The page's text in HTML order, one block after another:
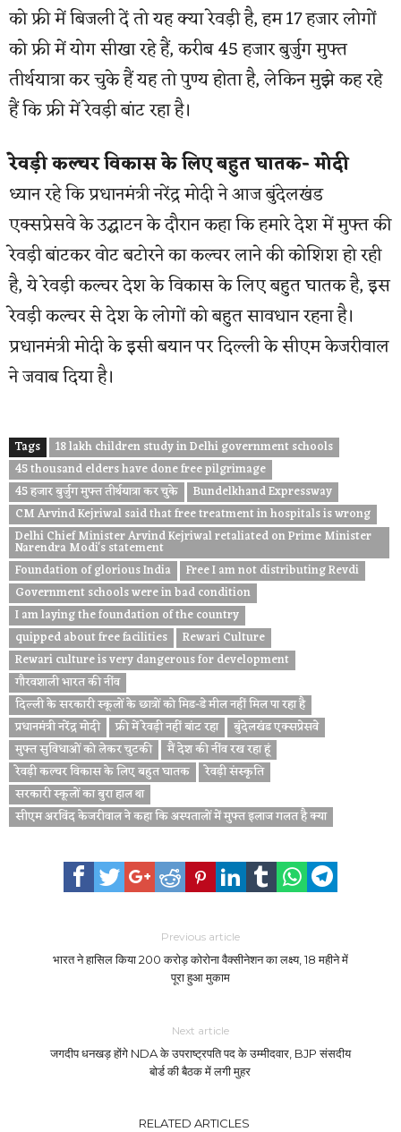
को फ्री में बिजली दें तो यह क्या रेवड़ी है, हम 17 हजार लोगों
को फ्री में योग सीखा रहे हैं, करीब 45 हजार बुर्जुग मुफ्त
तीर्थयात्रा कर चुके हैं यह तो पुण्य होता है, लेकिन मुझे कह रहे
हैं कि फ्री में रेवड़ी बांट रहा है।
रेवड़ी कल्चर विकास के लिए बहुत घातक- मोदी
ध्यान रहे कि प्रधानमंत्री नरेंद्र मोदी ने आज बुंदेलखंड
एक्सप्रेसवे के उद्घाटन के दौरान कहा कि हमारे देश में मुफ्त की
रेवड़ी बांटकर वोट बटोरने का कल्चर लाने की कोशिश हो रही
है, ये रेवड़ी कल्चर देश के विकास के लिए बहुत घातक है, इस
रेवड़ी कल्चर से देश के लोगों को बहुत सावधान रहना है।
प्रधानमंत्री मोदी के इसी बयान पर दिल्ली के सीएम केजरीवाल
ने जवाब दिया है।
Tags
18 lakh children study in Delhi government schools
45 thousand elders have done free pilgrimage
45 हजार बुर्जुग मुफ्त तीर्थयात्रा कर चुके
Bundelkhand Expressway
CM Arvind Kejriwal said that free treatment in hospitals is wrong
Delhi Chief Minister Arvind Kejriwal retaliated on Prime Minister
Narendra Modi's statement
Foundation of glorious India
Free I am not distributing Revdi
Government schools were in bad condition
I am laying the foundation of the country
quipped about free facilities
Rewari Culture
Rewari culture is very dangerous for development
गौरवशाली भारत की नींव
दिल्ली के सरकारी स्कूलों के छात्रों को मिड-डे मील नहीं मिल पा रहा है
प्रधानमंत्री नरेंद्र मोदी
फ्री में रेवड़ी नहीं बांट रहा
बुंदेलखंड एक्सप्रेसवे
मुफ्त सुविधाओं को लेकर चुटकी
मैं देश की नींव रख रहा हूं
रेवड़ी कल्चर विकास के लिए बहुत घातक
रेवड़ी संस्कृति
सरकारी स्कूलों का बुरा हाल था
सीएम अरविंद केजरीवाल ने कहा कि अस्पतालों में मुफ्त इलाज गलत है क्या
Previous article
भारत ने हासिल किया 200 करोड़ कोरोना वैक्सीनेशन का लक्ष्य, 18 महीने में
पूरा हुआ मुकाम
Next article
जगदीप धनखड़ होंगे NDA के उपराष्ट्रपति पद के उम्मीदवार, BJP संसदीय
बोर्ड की बैठक में लगी मुहर
RELATED ARTICLES